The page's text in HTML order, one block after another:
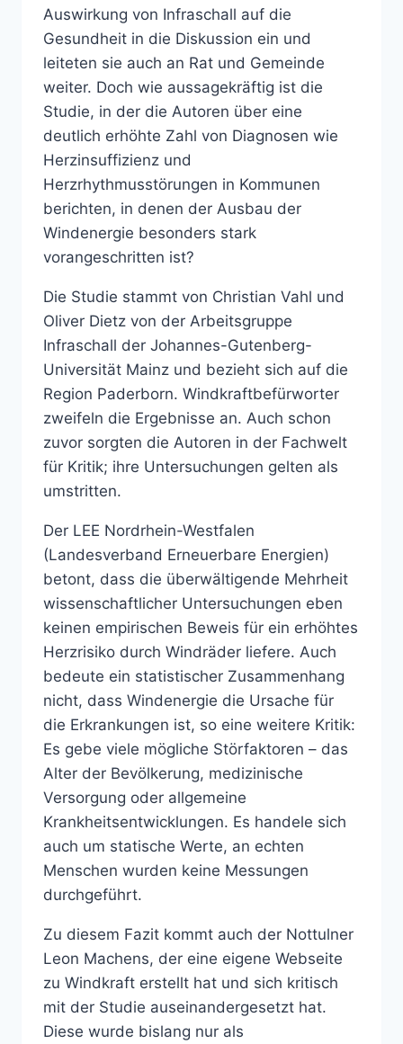
Auswirkung von Infraschall auf die
Gesundheit in die Diskussion ein und
leiteten sie auch an Rat und Gemeinde
weiter. Doch wie aussagekräftig ist die
Studie, in der die Autoren über eine
deutlich erhöhte Zahl von Diagnosen wie
Herzinsuffizienz und
Herzrhythmusstörungen in Kommunen
berichten, in denen der Ausbau der
Windenergie besonders stark
vorangeschritten ist?
Die Studie stammt von Christian Vahl und
Oliver Dietz von der Arbeitsgruppe
Infraschall der Johannes-Gutenberg-
Universität Mainz und bezieht sich auf die
Region Paderborn. Windkraftbefürworter
zweifeln die Ergebnisse an. Auch schon
zuvor sorgten die Autoren in der Fachwelt
für Kritik; ihre Untersuchungen gelten als
umstritten.
Der LEE Nordrhein-Westfalen
(Landesverband Erneuerbare Energien)
betont, dass die überwältigende Mehrheit
wissenschaftlicher Untersuchungen eben
keinen empirischen Beweis für ein erhöhtes
Herzrisiko durch Windräder liefere. Auch
bedeute ein statistischer Zusammenhang
nicht, dass Windenergie die Ursache für
die Erkrankungen ist, so eine weitere Kritik:
Es gebe viele mögliche Störfaktoren – das
Alter der Bevölkerung, medizinische
Versorgung oder allgemeine
Krankheitsentwicklungen. Es handele sich
auch um statische Werte, an echten
Menschen wurden keine Messungen
durchgeführt.
Zu diesem Fazit kommt auch der Nottulner
Leon Machens, der eine eigene Webseite
zu Windkraft erstellt hat und sich kritisch
mit der Studie auseinandergesetzt hat.
Diese wurde bislang nur als